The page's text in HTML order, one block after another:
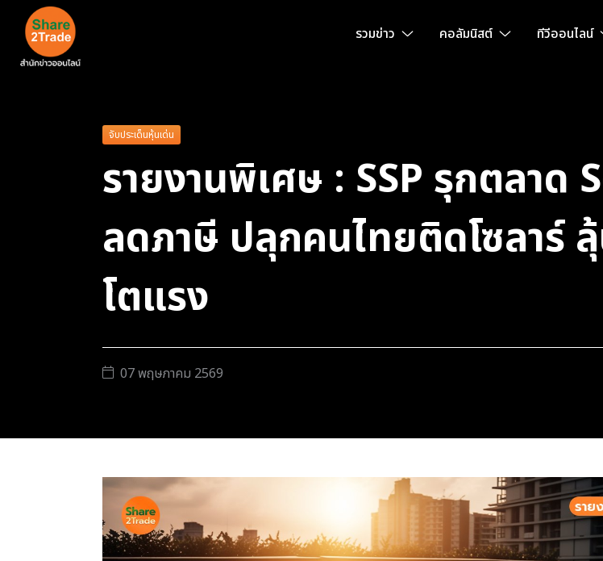
รวมข่าว คอลัมนิสต์ ทีวีออนไลน์
จับประเด็นหุ้นเด่น
รายงานพิเศษ : SSP รุกตลา
ลดภาษี ปลุกคนไทยติดโซลาร์
โตแรง
07 พฤษภาคม 2569